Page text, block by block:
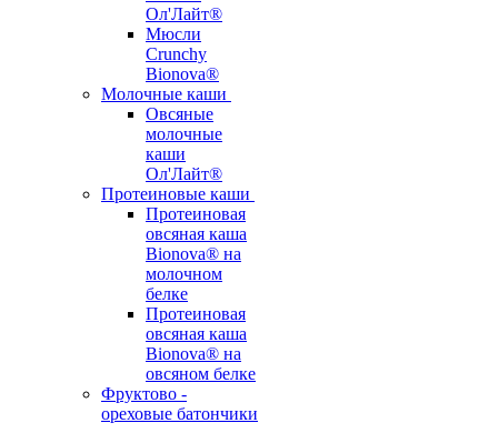
Ол'Лайт®
Мюсли
Crunchy
Bionova®
Молочные каши
Овсяные
молочные
каши
Ол'Лайт®
Протеиновые каши
Протеиновая
овсяная каша
Bionova® на
молочном
белке
Протеиновая
овсяная каша
Bionova® на
овсяном белке
Фруктово -
ореховые батончики